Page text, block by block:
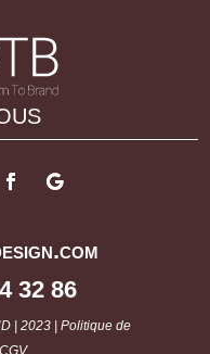
32 86
| 2023 |Politique de
CGV